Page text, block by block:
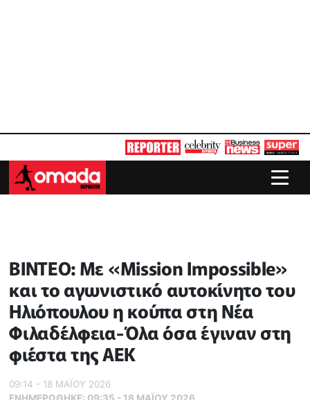
ΒΙΝΤΕΟ: Με «Mission Impossible»
και το αγωνιστικό αυτοκίνητο του
Ηλιόπουλου η κούπα στη Νέα
Φιλαδέλφεια-Όλα όσα έγιναν στη
φιέστα της ΑΕΚ
09:14 - 18 ΜΑΪ́ΟΥ 2026